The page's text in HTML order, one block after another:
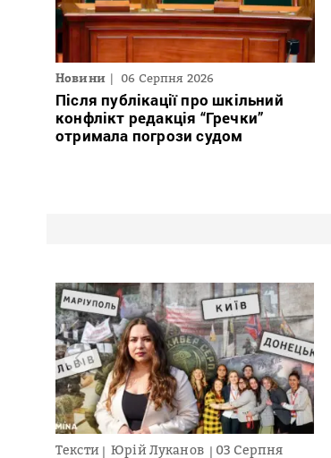
Новини 06 Серпня 2026
Після публікації про шкільний
конфлікт редакція “Гречки”
отримала погрози судом
Тексти Юрій Луканов
03 Серпня